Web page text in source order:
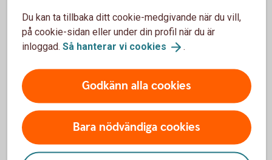
Här hittar du villkoren för Swish.
Villkor Swish (pdf)
Smarta funktioner med Swish
Du kan ta tillbaka ditt cookie-medgivande när du vill,
på cookie-sidan eller under din profil när du är
inloggad. Så hanterar vi cookies .
Godkänn alla cookies
Bara nödvändiga cookies